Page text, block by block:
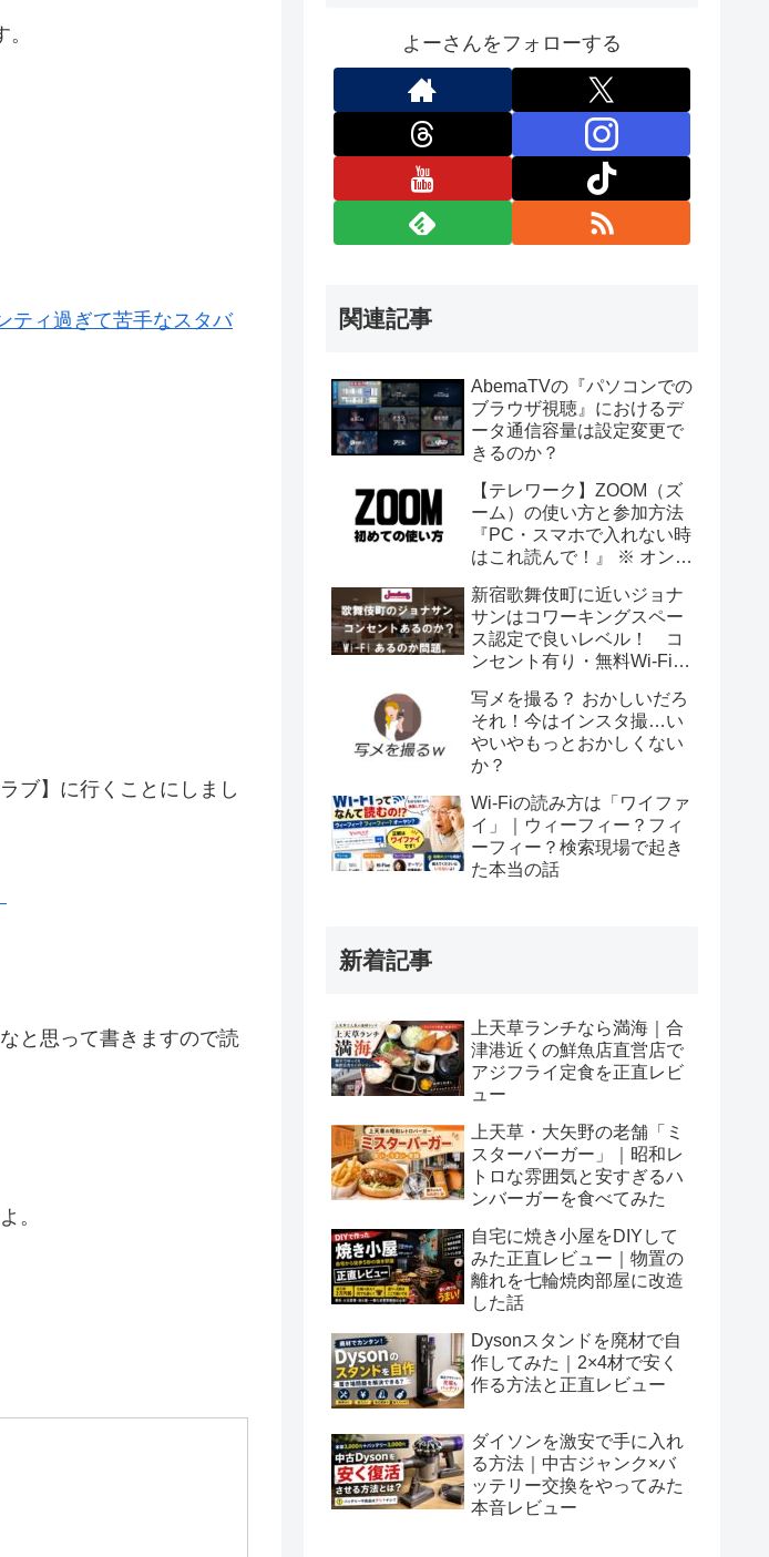
ティ過ぎて苦手なスタバ
ブ】に行くことにしまし
と思って書きますので読
。
よーさんをフォローする
関連記事
AbemaTVの『パソコンでの
ブラウザ視聴』におけるデ
ータ通信容量は設定変更で
きるのか？
【テレワーク】ZOOM（ズ
ーム）の使い方と参加方法
『PC・スマホで入れない時
はこれ読んで！』 ※ オンラ
新宿歌舞伎町に近いジョナ
サンはコワーキングスペー
ス認定で良いレベル！ コ
ンセント有り・無料Wi-Fiあ
写メを撮る？ おかしいだろ
それ！今はインスタ撮…い
やいやもっとおかしくない
か？
Wi-Fiの読み方は「ワイファ
イ」｜ウィーフィー？フィ
ーフィー？検索現場で起き
た本当の話
新着記事
上天草ランチなら満海｜合
津港近くの鮮魚店直営店で
アジフライ定食を正直レビ
ュー
上天草・大矢野の老舗「ミ
スターバーガー」｜昭和レ
トロな雰囲気と安すぎるハ
ンバーガーを食べてみた
自宅に焼き小屋をDIYして
みた正直レビュー｜物置の
離れを七輪焼肉部屋に改造
した話
Dysonスタンドを廃材で自
作してみた｜2×4材で安く
作る方法と正直レビュー
ダイソンを激安で手に入れ
る方法｜中古ジャンク×バ
ッテリー交換をやってみた
本音レビュー